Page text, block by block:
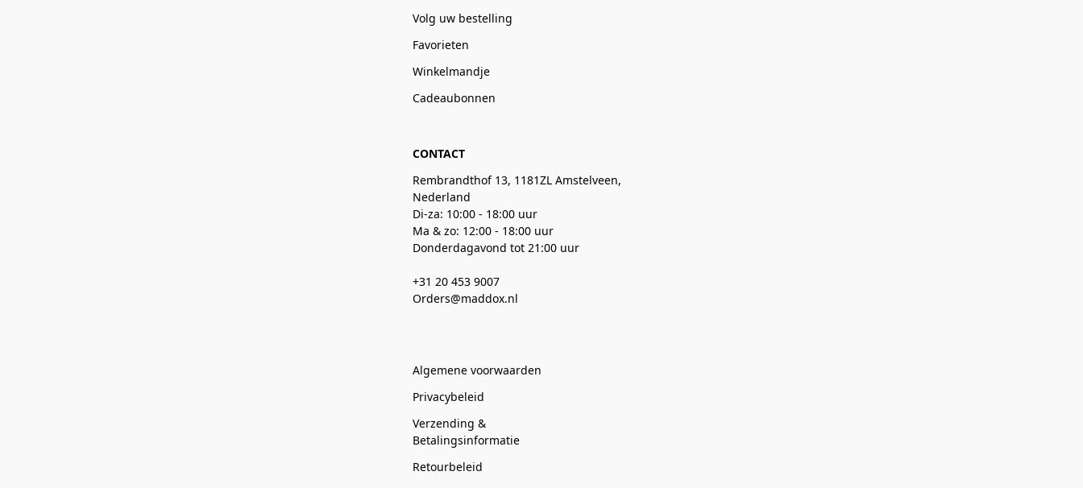
Volg uw bestelling
Favorieten
Winkelmandje
Cadeaubonnen
CONTACT
Rembrandthof 13, 1181ZL Amstelveen,
Nederland
Di-za: 10:00 - 18:00 uur
Ma & zo: 12:00 - 18:00 uur
Donderdagavond tot 21:00 uur
+31 20 453 9007
Orders@maddox.nl
Algemene voorwaarden
Privacybeleid
Verzending &
Betalingsinformatie
Retourbeleid